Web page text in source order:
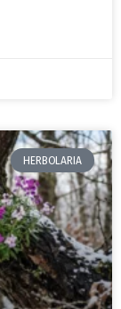
HERBOLARIA